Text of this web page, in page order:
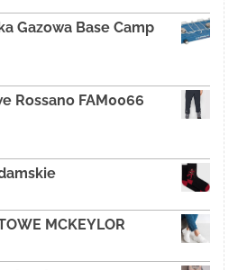
Gazowa Base Camp
Rossano FAM0066
MCKEYLOR